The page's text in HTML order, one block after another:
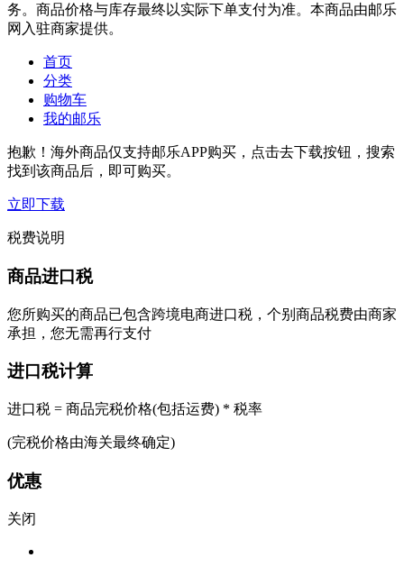
务。商品价格与库存最终以实际下单支付为准。本商品由邮乐
网入驻商家提供。
首页
分类
购物车
我的邮乐
抱歉！海外商品仅支持邮乐APP购买，点击去下载按钮，搜索
找到该商品后，即可购买。
立即下载
税费说明
商品进口税
您所购买的商品已包含跨境电商进口税，个别商品税费由商家
承担，您无需再行支付
进口税计算
进口税 = 商品完税价格(包括运费) * 税率
(完税价格由海关最终确定)
优惠
关闭